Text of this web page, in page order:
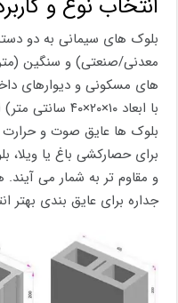
انتخاب نوع و
بلوک های سیمانی به دو
معدنی/صنعتی) و سنگین
های مسکونی و دیوارهای
با ابعاد
بلوک ها عایق صوت و
برای حصارکشی باغ یا
و مقاوم تر به شمار می
جداره برای عایق بندی بهتر